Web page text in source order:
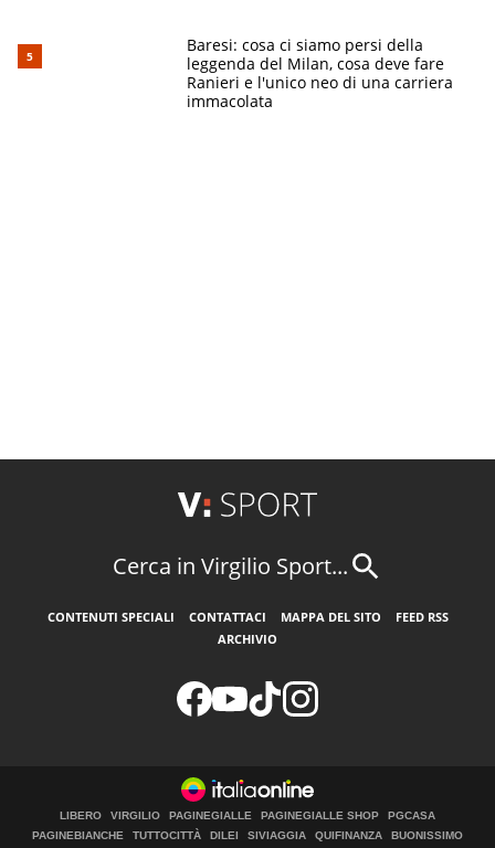
Baresi: cosa ci siamo persi della
leggenda del Milan, cosa deve fare
Ranieri e l'unico neo di una carriera
immacolata
Cerca in Virgilio Sport...
CONTENUTI SPECIALI CONTATTACI MAPPA DEL SITO
FEED RSS
ARCHIVIO
LIBERO VIRGILIO PAGINEGIALLE PAGINEGIALLE SHOP
PGCASA
PAGINEBIANCHE
TUTTOCITTÀ DILEI SIVIAGGIA QUIFINANZA BUONISSIMO